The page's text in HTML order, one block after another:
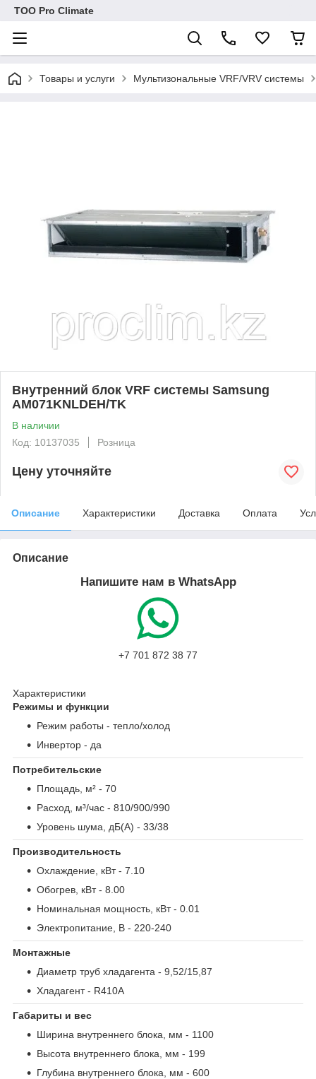
ТОО Pro Climate
Товары и услуги Мультизональные VRF/VRV системы
Внутренний блок VRF системы Samsung
AM071KNLDEH/TK
В наличии
Код: 10137035
Розница
Цену уточняйте
Описание Характеристики Доставка Оплата
Описание
Напишите нам в WhatsApp
+7 701 872 38 77
Характеристики
Режимы и функции
Режим работы - тепло/холод
Инвертор - да
Потребительские
Площадь, м² - 70
Расход, м³/час - 810/900/990
Уровень шума, дБ(А) - 33/38
Производительность
Охлаждение, кВт- 7.10
Обогрев, кВт- 8.00
Номинальная мощность, кВт- 0.01
Электропитание, В - 220-240
Монтажные
Диаметр труб хладагента - 9,52/15,87
Хладагент- R410A
Габариты и вес
Ширина внутреннего блока, мм - 1100
Высота внутреннего блока, мм - 199
Глубина внутреннего блока, мм - 600